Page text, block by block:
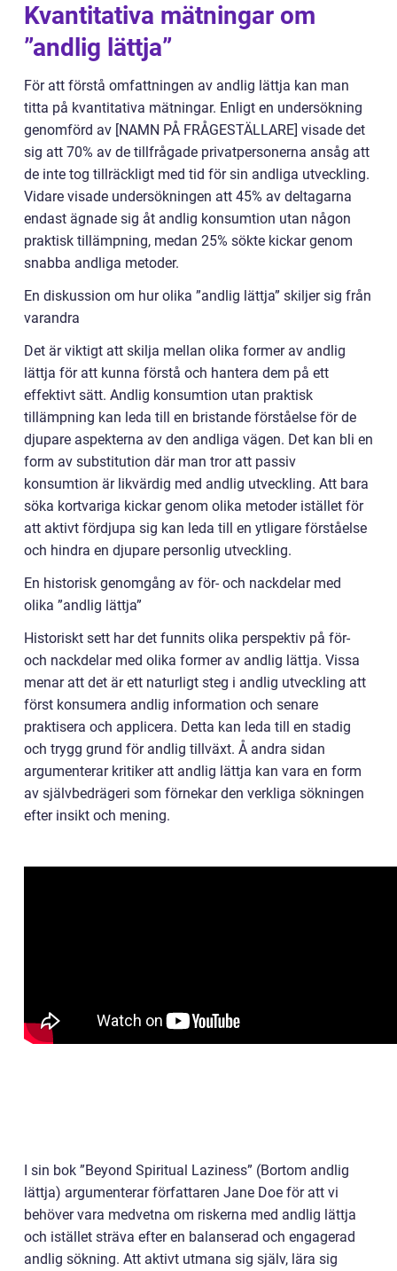
Kvantitativa mätningar om
”andlig lättja”
För att förstå omfattningen av andlig lättja kan man
titta på kvantitativa mätningar. Enligt en undersökning
genomförd av [NAMN PÅ FRÅGESTÄLLARE] visade det
sig att 70% av de tillfrågade privatpersonerna ansåg att
de inte tog tillräckligt med tid för sin andliga utveckling.
Vidare visade undersökningen att 45% av deltagarna
endast ägnade sig åt andlig konsumtion utan någon
praktisk tillämpning, medan 25% sökte kickar genom
snabba andliga metoder.
En diskussion om hur olika ”andlig lättja” skiljer sig från
varandra
Det är viktigt att skilja mellan olika former av andlig
lättja för att kunna förstå och hantera dem på ett
effektivt sätt. Andlig konsumtion utan praktisk
tillämpning kan leda till en bristande förståelse för de
djupare aspekterna av den andliga vägen. Det kan bli en
form av substitution där man tror att passiv
konsumtion är likvärdig med andlig utveckling. Att bara
söka kortvariga kickar genom olika metoder istället för
att aktivt fördjupa sig kan leda till en ytligare förståelse
och hindra en djupare personlig utveckling.
En historisk genomgång av för- och nackdelar med
olika ”andlig lättja”
Historiskt sett har det funnits olika perspektiv på för-
och nackdelar med olika former av andlig lättja. Vissa
menar att det är ett naturligt steg i andlig utveckling att
först konsumera andlig information och senare
praktisera och applicera. Detta kan leda till en stadig
och trygg grund för andlig tillväxt. Å andra sidan
argumenterar kritiker att andlig lättja kan vara en form
av självbedrägeri som förnekar den verkliga sökningen
efter insikt och mening.
I sin bok ”Beyond Spiritual Laziness” (Bortom andlig
lättja) argumenterar författaren Jane Doe för att vi
behöver vara medvetna om riskerna med andlig lättja
och istället sträva efter en balanserad och engagerad
andlig sökning. Att aktivt utmana sig själv, lära sig